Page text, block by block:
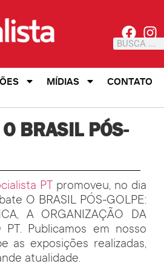
MÍDIAS CONTATO
BRASIL PÓS-
PT promoveu, no dia
O BRASIL PÓS-GOLPE:
A ORGANIZAÇÃO DA
PT. Publicamos em nosso
as exposições realizadas,
atualidade.